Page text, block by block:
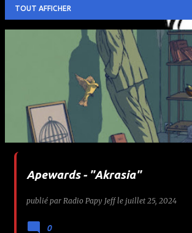
TOUT AFFICHER
c
Apewards - "Akrasia"
publié par Radio Papy Jeff le juillet 25, 2024
0